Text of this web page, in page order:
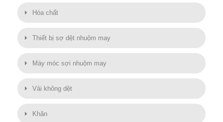
Hóa chất
Thiết bị sợ dệt nhuộm may
Máy móc sợi nhuộm may
Vải không dệt
Khăn